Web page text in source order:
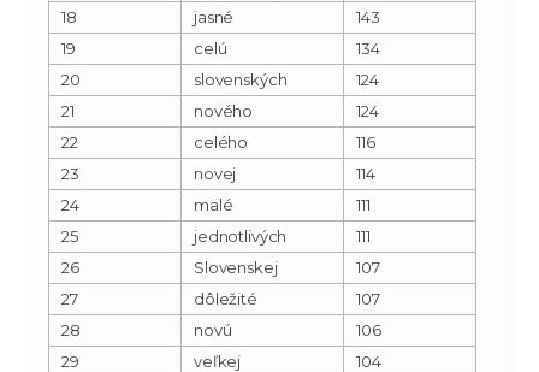
18
jasné
143
19
celú
134
20
slovenských
124
21
nového
124
22
celého
116
23
novej
114
24
malé
111
25
jednotlivých
111
26
Slovenskej
107
27
dôležité
107
28
novú
106
29
veľkej
104